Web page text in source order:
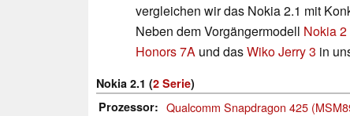
vergleichen wir das Nokia 2.1 mit
Neben dem Vorgängermodell Nokia 2
Honors 7A und dasWiko Jerry 3 in
Nokia 2.1 (2 Serie)
Prozessor
Qualcomm Snapdragon 425